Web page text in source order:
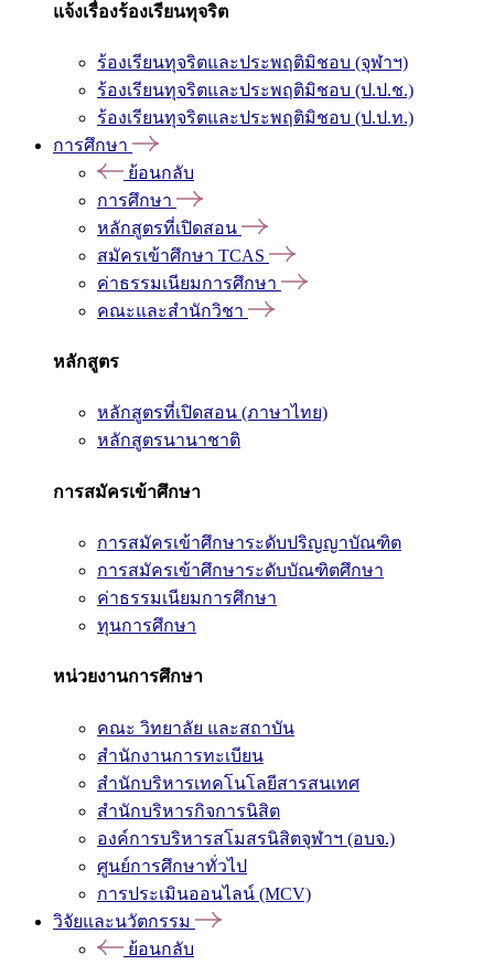
แจ้งเรื่องร้องเรียนทุจริต
ร้องเรียนทุจริตและประพฤติมิชอบ (จุฬาฯ)
ร้องเรียนทุจริตและประพฤติมิชอบ (ป.ป.ช.)
ร้องเรียนทุจริตและประพฤติมิชอบ (ป.ป.ท.)
การศึกษา
ย้อนกลับ
การศึกษา
หลักสูตรที่เปิดสอน
สมัครเข้าศึกษา TCAS
ค่าธรรมเนียมการศึกษา
คณะและสำนักวิชา
หลักสูตร
หลักสูตรที่เปิดสอน (ภาษาไทย)
หลักสูตรนานาชาติ
การสมัครเข้าศึกษา
การสมัครเข้าศึกษาระดับปริญญาบัณฑิต
การสมัครเข้าศึกษาระดับบัณฑิตศึกษา
ค่าธรรมเนียมการศึกษา
ทุนการศึกษา
หน่วยงานการศึกษา
คณะ วิทยาลัย และสถาบัน
สำนักงานการทะเบียน
สำนักบริหารเทคโนโลยีสารสนเทศ
สำนักบริหารกิจการนิสิต
องค์การบริหารสโมสรนิสิตจุฬาฯ (อบจ.)
ศูนย์การศึกษาทั่วไป
การประเมินออนไลน์ (MCV)
วิจัยและนวัตกรรม
ย้อนกลับ